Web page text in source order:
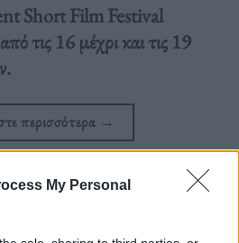
My Personal
Short Film Festival
τις 16 μέχρι και τις 19
περισσότερα →
Ταινιών Μικρού Μήκους